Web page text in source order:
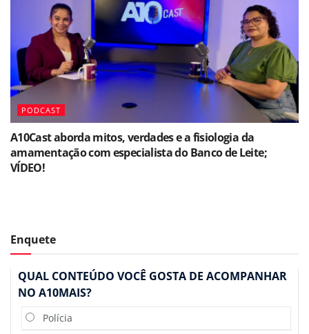
PODCAST
A10Cast aborda mitos, verdades e a fisiologia da
amamentação com especialista do Banco de Leite;
VÍDEO!
Enquete
QUAL CONTEÚDO VOCÊ GOSTA DE ACOMPANHAR
NO A10MAIS?
Polícia